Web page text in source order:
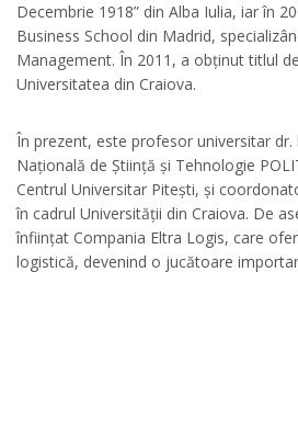
Decembrie 1918” din Alba Iulia, iar în
Business School din Madrid,
Management. În 2011, a obținut titlul
Universitatea din Craiova.
În prezent, este profesor universitar dr.
Națională de Știință și Tehnologie
Centrul Universitar Pitești, și
în cadrul Universității din Craiova. De
înființat Compania Eltra Logis, care
logistică, devenind o jucătoare